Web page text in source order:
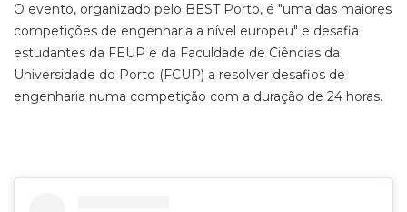
O evento, organizado pelo BEST Porto, é "uma das maiores
competições de engenharia a nível europeu" e desafia
estudantes da FEUP e da Faculdade de Ciências da
Universidade do Porto (FCUP) a resolver desafios de
engenharia numa competição com a duração de 24 horas.